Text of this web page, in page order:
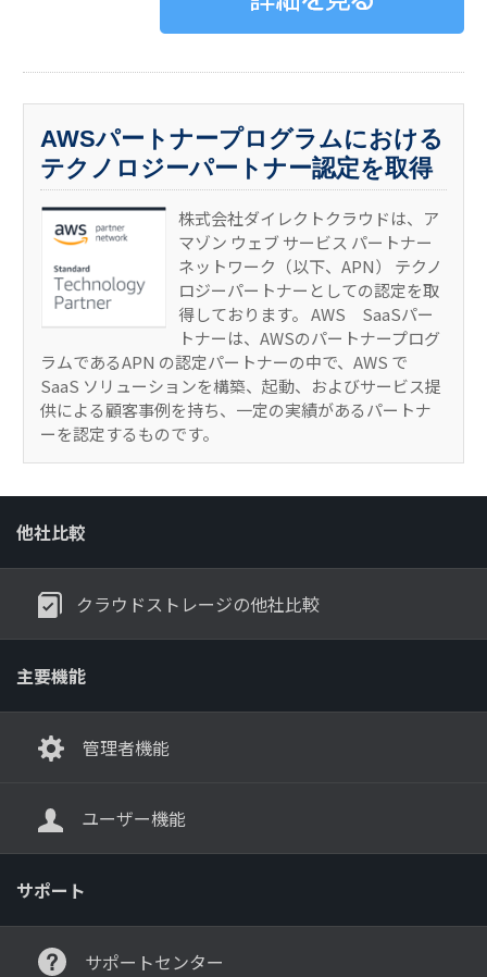
AWSパートナープログラムにおける
テクノロジーパートナー認定を取得
株式会社ダイレクトクラウドは、ア
マゾン ウェブ サービス パートナー
ネットワーク（以下、APN） テクノ
ロジーパートナーとしての認定を取
得しております。 AWS SaaSパー
トナーは、AWSのパートナープログ
ラムであるAPN の認定パートナーの中で、AWS で
SaaS ソリューションを構築、起動、およびサービス提
供による顧客事例を持ち、一定の実績があるパートナ
ーを認定するものです。
他社比較
クラウドストレージの他社比較
主要機能
管理者機能
ユーザー機能
サポート
サポートセンター